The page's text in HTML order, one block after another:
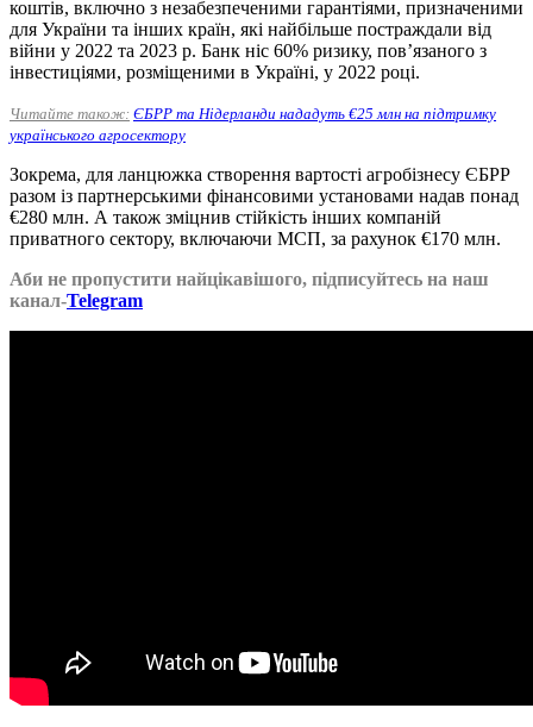
коштів, включно з незабезпеченими гарантіями, призначеними
для України та інших країн, які найбільше постраждали від
війни у 2022 та 2023 р. Банк ніс 60% ризику, пов’язаного з
інвестиціями, розміщеними в Україні, у 2022 році.
Читайте також: ЄБРР та Нідерланди нададуть €25 млн на підтримку
українського агросектору
Зокрема, для ланцюжка створення вартості агробізнесу ЄБРР
разом із партнерськими фінансовими установами надав понад
€280 млн. А також зміцнив стійкість інших компаній
приватного сектору, включаючи МСП, за рахунок €170 млн.
Аби не пропустити найцікавішого, підписуйтесь на наш
канал-Telegram